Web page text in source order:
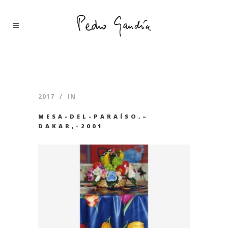
2017 IN
MESA-DEL-PARAÍSO,–
DAKAR,-2001